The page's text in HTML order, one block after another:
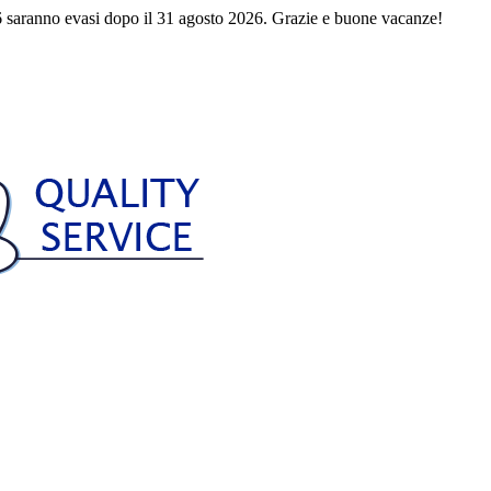
evasi dopo il 31 agosto 2026. Grazie e buone vacanze!